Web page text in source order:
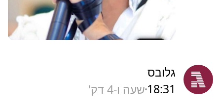
גלובס
18:31 שעה ו-4 דק'